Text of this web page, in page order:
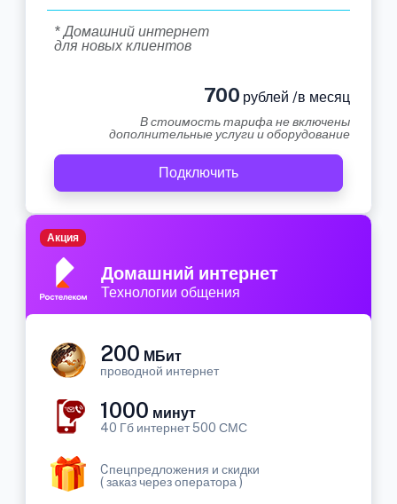
* Домашний интернет
для новых клиентов
700 рублей /в месяц
В стоимость тарифа не включены
дополнительные услуги и оборудование
Подключить
Домашний интернет
Технологии общения
Акция
200 МБит
проводной интернет
1000 минут
40 Гб интернет 500 СМС
Cпецпредложения и скидки
( заказ через оператора )